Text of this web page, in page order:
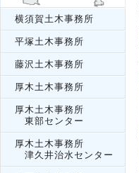
横須賀土木事務所
平塚土木事務所
藤沢土木事務所
厚木土木事務所
厚木土木事務所
東部センター
厚木土木事務所
津久井治水センター